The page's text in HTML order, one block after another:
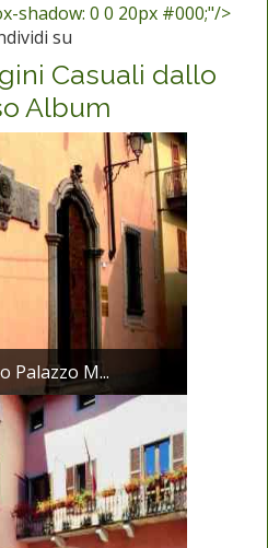
shadow: 0 0 20px #000;"/>
su
Casuali dallo
Album
Palazzo M...